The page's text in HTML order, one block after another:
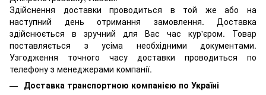
Здійснення доставки проводиться в той же або на
наступний день отримання замовлення. Доставка
здійснюється в зручний для Вас час кур'єром. Товар
поставляється з усіма необхідними документами.
Узгодження точного часу доставки проводиться по
телефону з менеджерами компанії.
Доставка транспортною компанією по Україні